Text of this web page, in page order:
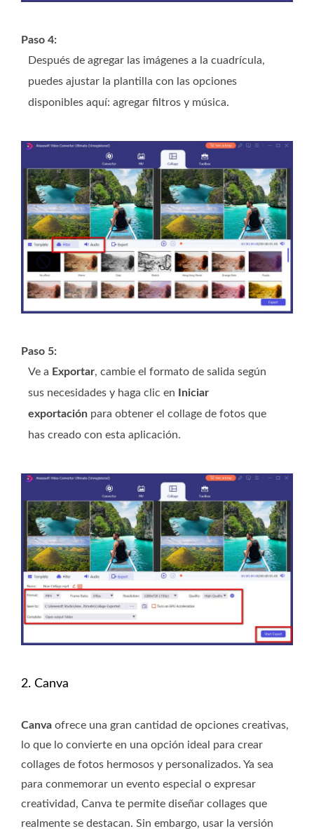
Paso 4:
Después de agregar las imágenes a la cuadrícula,
puedes ajustar la plantilla con las opciones
disponibles aquí: agregar filtros y música.
Paso 5:
Ve a Exportar, cambie el formato de salida según
sus necesidades y haga clic en Iniciar
exportación para obtener el collage de fotos que
has creado con esta aplicación.
2. Canva
Canva ofrece una gran cantidad de opciones creativas,
lo que lo convierte en una opción ideal para crear
collages de fotos hermosos y personalizados. Ya sea
para conmemorar un evento especial o expresar
creatividad, Canva te permite diseñar collages que
realmente se destacan. Sin embargo, usar la versión